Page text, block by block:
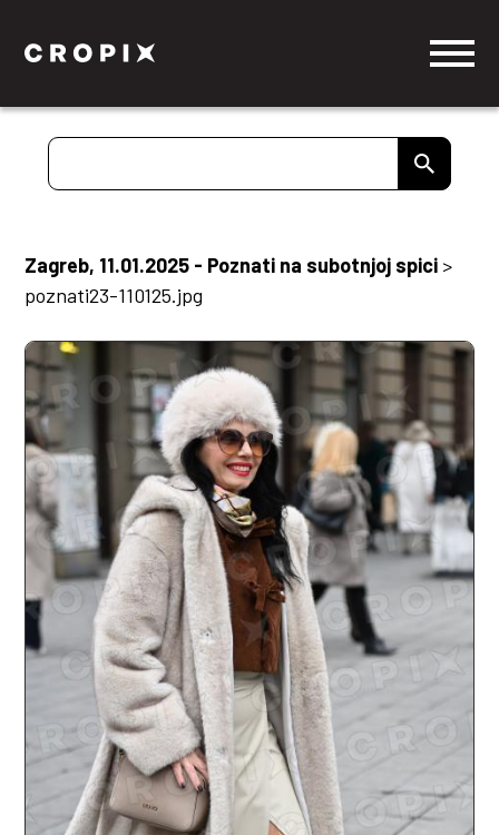
Zagreb, 11.01.2025 - Poznati na subotnjoj spici >
poznati23-110125.jpg